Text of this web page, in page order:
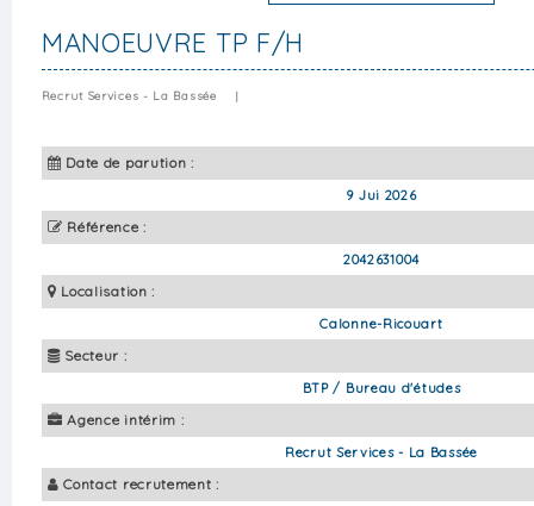
MANOEUVRE TP F/H
Recrut Services - La Bassée |
Date de parution :
9 Jui 2026
Référence :
2042631004
Localisation :
Calonne-Ricouart
Secteur :
BTP / Bureau d'études
Agence intérim :
Recrut Services - La Bassée
Contact recrutement :